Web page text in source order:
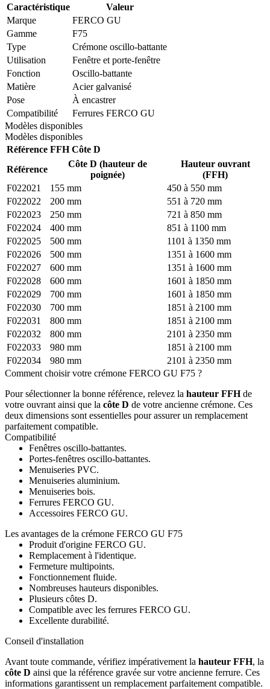
Caractéristique
Valeur
Marque
FERCO GU
Gamme
F75
Type
Crémone oscillo-battante
Utilisation
Fenêtre et porte-fenêtre
Fonction
Oscillo-battante
Matière
Acier galvanisé
Pose
À encastrer
Compatibilité
Ferrures FERCO GU
Modèles disponibles
Modèles disponibles
Référence FFH Côte D
Référence
Côte D (hauteur de
poignée)
Hauteur ouvrant
(FFH)
F022021
155 mm
450 à 550 mm
F022022
200 mm
551 à 720 mm
F022023
250 mm
721 à 850 mm
F022024
400 mm
851 à 1100 mm
F022025
500 mm
1101 à 1350 mm
F022026
500 mm
1351 à 1600 mm
F022027
600 mm
1351 à 1600 mm
F022028
600 mm
1601 à 1850 mm
F022029
700 mm
1601 à 1850 mm
F022030
700 mm
1851 à 2100 mm
F022031
800 mm
1851 à 2100 mm
F022032
800 mm
2101 à 2350 mm
F022033
980 mm
1851 à 2100 mm
F022034
980 mm
2101 à 2350 mm
Comment choisir votre crémone FERCO GU F75 ?
Pour sélectionner la bonne référence, relevez la hauteur FFHde
votre ouvrant ainsi que la côte D de votre ancienne crémone. Ces
deux dimensions sont essentielles pour assurer un remplacement
parfaitement compatible.
Compatibilité
Fenêtres oscillo-battantes.
Portes-fenêtres oscillo-battantes.
Menuiseries PVC.
Menuiseries aluminium.
Menuiseries bois.
Ferrures FERCO GU.
Accessoires FERCO GU.
Les avantages de la crémone FERCO GU F75
Produit d'origine FERCO GU.
Remplacement à l'identique.
Fermeture multipoints.
Fonctionnement fluide.
Nombreuses hauteurs disponibles.
Plusieurs côtes D.
Compatible avec les ferrures FERCO GU.
Excellente durabilité.
Conseil d'installation
Avant toute commande, vérifiez impérativement la hauteur FFH, la
côte D ainsi que la référence gravée sur votre ancienne ferrure. Ces
informations garantissent un remplacement parfaitement compatible.